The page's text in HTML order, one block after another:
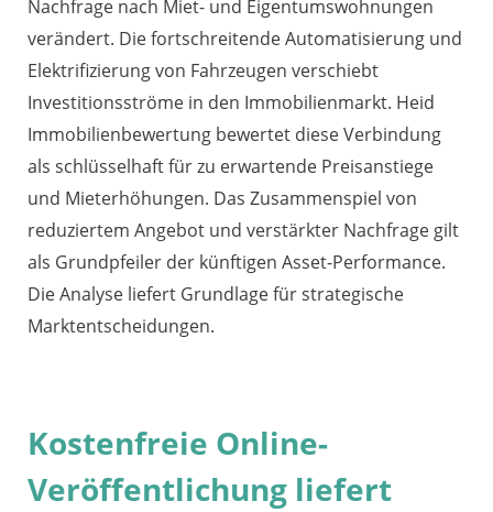
Nachfrage nach Miet- und Eigentumswohnungen
verändert. Die fortschreitende Automatisierung und
Elektrifizierung von Fahrzeugen verschiebt
Investitionsströme in den Immobilienmarkt. Heid
Immobilienbewertung bewertet diese Verbindung
als schlüsselhaft für zu erwartende Preisanstiege
und Mieterhöhungen. Das Zusammenspiel von
reduziertem Angebot und verstärkter Nachfrage gilt
als Grundpfeiler der künftigen Asset-Performance.
Die Analyse liefert Grundlage für strategische
Marktentscheidungen.
Kostenfreie Online-
Veröffentlichung liefert